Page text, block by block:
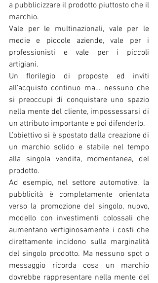
a pubblicizzare il prodotto piuttosto che il
marchio.
Vale per le multinazionali, vale per le
medie e piccole aziende, vale per i
professionisti e vale per i piccoli
artigiani.
Un florilegio di proposte ed inviti
all’acquisto continuo ma… nessuno che
si preoccupi di conquistare uno spazio
nella mente del cliente, impossessarsi di
un attributo importante e poi difenderlo.
L’obiettivo si è spostato dalla creazione di
un marchio solido e stabile nel tempo
alla singola vendita, momentanea, del
prodotto.
Ad esempio, nel settore automotive, la
pubblicità è completamente orientata
verso la promozione del singolo, nuovo,
modello con investimenti colossali che
aumentano vertiginosamente i costi che
direttamente incidono sulla marginalità
del singolo prodotto. Ma nessuno spot o
messaggio ricorda cosa un marchio
dovrebbe rappresentare nella mente del